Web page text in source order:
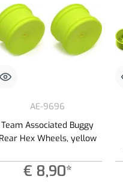
AE-9696
Team Associated Buggy
Rear Hex Wheels, yellow
€ 8,90*